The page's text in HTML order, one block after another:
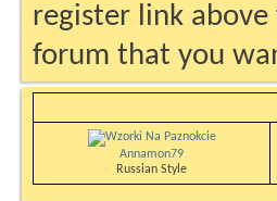
register link above
forum that you
Annamon79
Russian Style